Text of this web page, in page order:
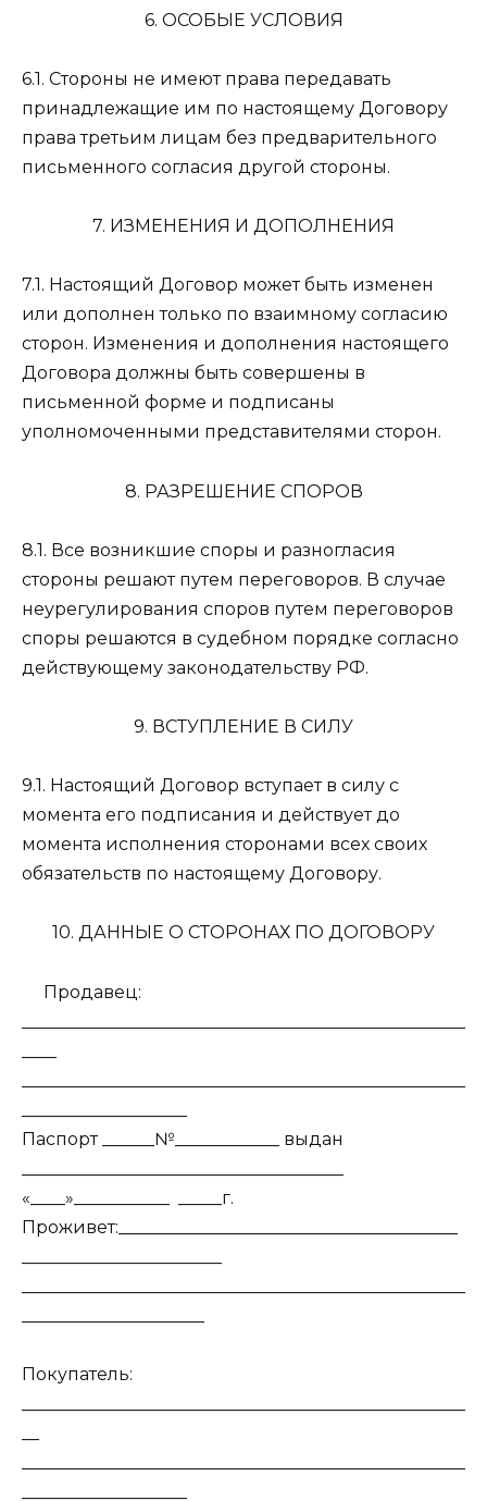
6. ОСОБЫЕ УСЛОВИЯ
6.1. Стороны не имеют права передавать
принадлежащие им по настоящему Договору
права третьим лицам без предварительного
письменного согласия другой стороны.
7. ИЗМЕНЕНИЯ И ДОПОЛНЕНИЯ
7.1. Настоящий Договор может быть изменен
или дополнен только по взаимному согласию
сторон. Изменения и дополнения настоящего
Договора должны быть совершены в
письменной форме и подписаны
уполномоченными представителями сторон.
8. РАЗРЕШЕНИЕ СПОРОВ
8.1. Все возникшие споры и разногласия
стороны решают путем переговоров. В случае
неурегулирования споров путем переговоров
споры решаются в судебном порядке согласно
действующему законодательству РФ.
9. ВСТУПЛЕНИЕ В СИЛУ
9.1. Настоящий Договор вступает в силу с
момента его подписания и действует до
момента исполнения сторонами всех своих
обязательств по настоящему Договору.
10. ДАННЫЕ О СТОРОНАХ ПО ДОГОВОРУ
Продавец:
Паспорт ______№____________ выдан
«____»___________ _____г.
Проживет:_______________________________________
Покупатель: